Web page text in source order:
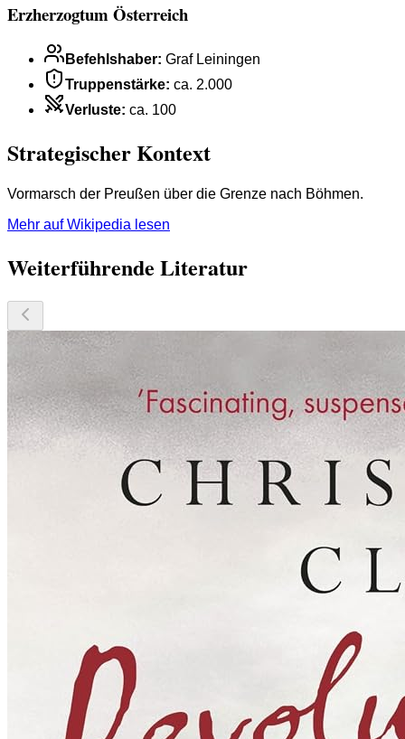
Erzherzogtum Österreich
Befehlshaber: Graf Leiningen
Truppenstärke: ca. 2.000
Verluste: ca. 100
Strategischer Kontext
Vormarsch der Preußen über die Grenze nach Böhmen.
Mehr auf Wikipedia lesen
Weiterführende Literatur